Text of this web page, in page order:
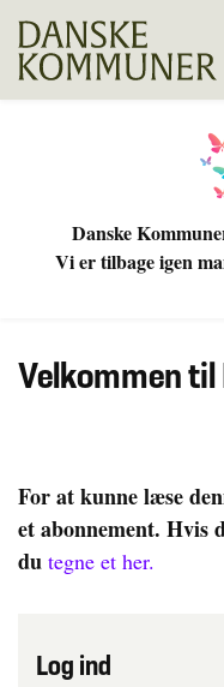
Danske
Vi er tilbage igen
Velkommen til
For at kunne læse
et abonnement. Hvis
du tegne et her.
Log ind